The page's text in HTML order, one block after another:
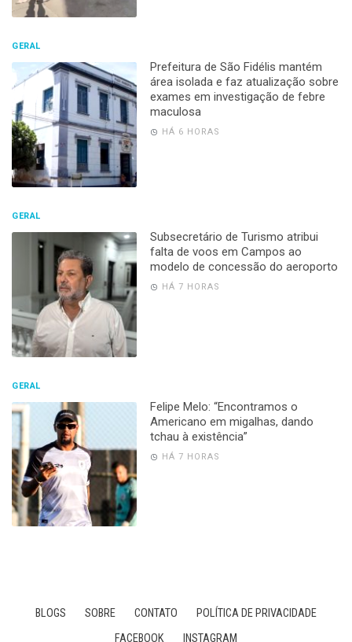
GERAL
Prefeitura de São Fidélis mantém
área isolada e faz atualização sobre
exames em investigação de febre
maculosa
HÁ 6 HORAS
GERAL
Subsecretário de Turismo atribui
falta de voos em Campos ao
modelo de concessão do aeroporto
HÁ 7 HORAS
GERAL
Felipe Melo: “Encontramos o
Americano em migalhas, dando
tchau à existência”
HÁ 7 HORAS
BLOGS SOBRE CONTATO
POLÍTICA DE PRIVACIDADE
FACEBOOK
INSTAGRAM